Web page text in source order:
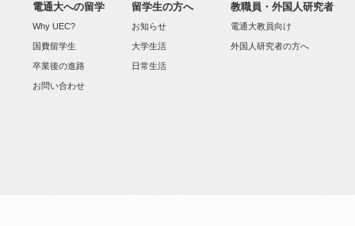
電通大への留学
Why UEC?
国費留学生
卒業後の進路
お問い合わせ
留学生の方へ
お知らせ
大学生活
日常生活
教職員・外国人研究者
電通大教員向け
外国人研究者の方へ